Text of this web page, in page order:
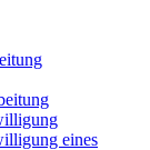
eines